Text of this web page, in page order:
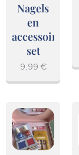
Nagels
en
accessoires
set
9,99 €